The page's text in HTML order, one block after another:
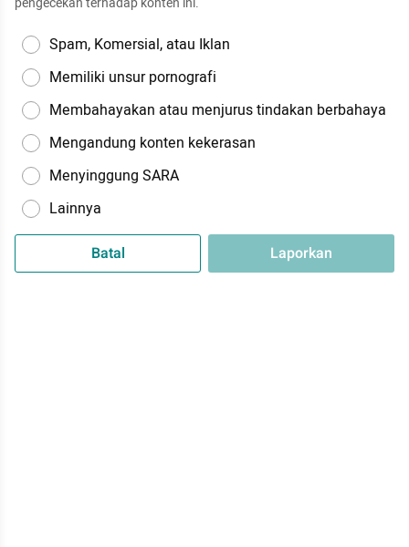
Spam, Komersial, atau Iklan
Memiliki unsur pornografi
Membahayakan atau menjurus tindakan berbahaya
Mengandung konten kekerasan
Menyinggung SARA
Lainnya
Batal Laporkan